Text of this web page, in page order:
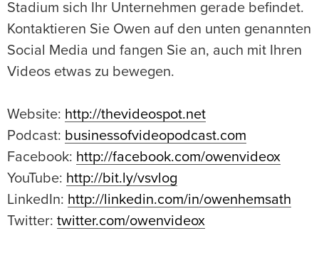
Stadium sich Ihr Unternehmen gerade befindet.
Kontaktieren Sie Owen auf den unten genannten
Social Media und fangen Sie an, auch mit Ihren
Videos etwas zu bewegen.
Website: http://thevideospot.net
Podcast: businessofvideopodcast.com
Facebook: http://facebook.com/owenvideox
YouTube: http://bit.ly/vsvlog
LinkedIn: http://linkedin.com/in/owenhemsath
Twitter: twitter.com/owenvideox